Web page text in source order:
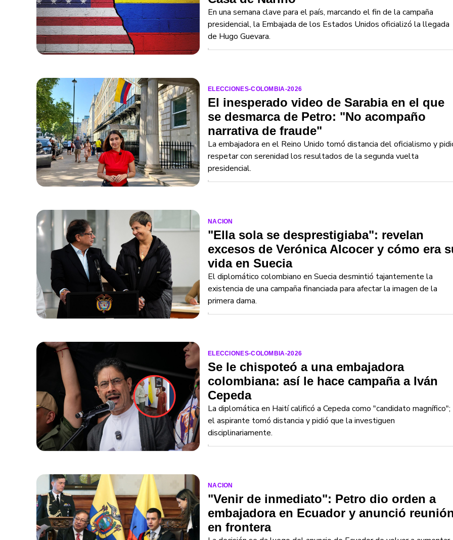
En una semana clave para el país, marcando el fin de la campaña
presidencial, la Embajada de los Estados Unidos oficializó la llegada
de Hugo Guevara.
ELECCIONES-COLOMBIA-2026
El inesperado video de Sarabia en el que
se desmarca de Petro: "No acompaño
narrativa de fraude"
La embajadora en el Reino Unido tomó distancia del oficialismo y
respetar con serenidad los resultados de la segunda vuelta
presidencial.
NACION
"Ella sola se desprestigiaba": revelan
excesos de Verónica Alcocer y cómo era
vida en Suecia
El diplomático colombiano en Suecia desmintió tajantemente la
existencia de una campaña financiada para afectar la imagen de la
primera dama.
ELECCIONES-COLOMBIA-2026
Se le chispoteó a una embajadora
colombiana: así le hace campaña a Iván
Cepeda
La diplomática en Haití calificó a Cepeda como "candidato magnífico";
el aspirante tomó distancia y pidió que la investiguen
disciplinariamente.
NACION
"Venir de inmediato": Petro dio orden a
embajadora en Ecuador y anunció
en frontera